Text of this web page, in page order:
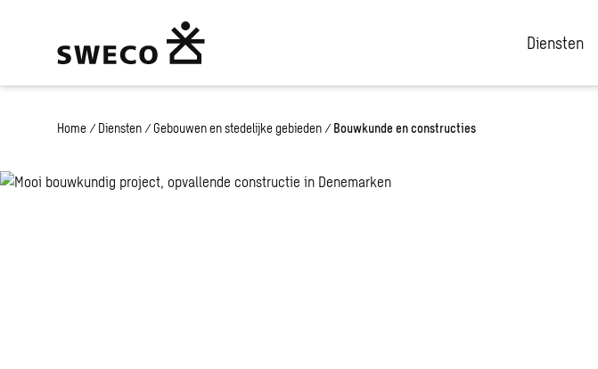
Diensten
Home / Diensten / Gebouwen en stedelijke gebieden / Bouwkunde en constructies